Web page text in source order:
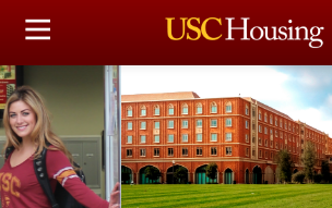
住房选择
申请和分配
财务实事资讯